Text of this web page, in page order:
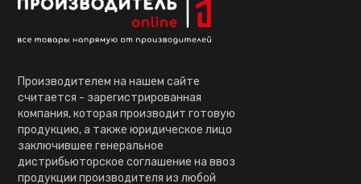
Производителем на нашем сайте
считается - зарегистрированная
компания, которая производит готовую
продукцию, а также юридическое лицо
заключившее генеральное
дистрибьюторское соглашение на ввоз
продукции производителя из любой